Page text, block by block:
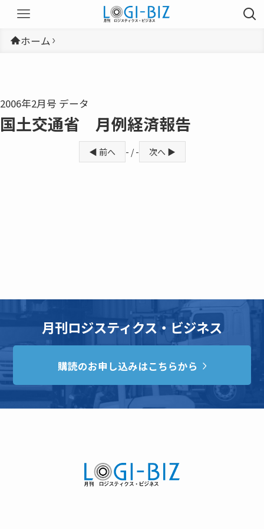
ホーム
2006年2月号 データ
国土交通省 月例経済報告
◀ 前へ - / - 次へ ▶
月刊ロジスティクス・ビジネス
購読のお申し込みはこちらから